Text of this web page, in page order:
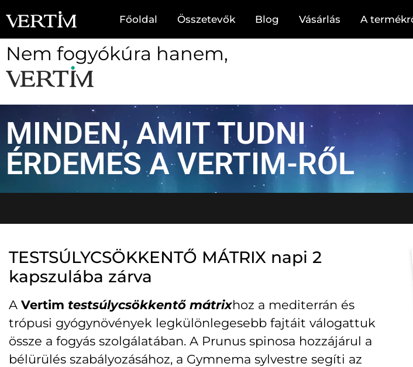
Főoldal Összetevők Blog Vásárlás A
Nem fogyókúra hanem,
MINDEN, AMIT TUDNI
ÉRDEMES A VERTIM-RŐL
Hosszútávú befektetés
TESTSÚLYCSÖKKENTŐ MÁTRIX napi 2
kapszulába zárva
A Vertim testsúlycsökkentő mátrixhoz a mediterrán és
trópusi gyógynövények legkülönlegesebb fajtáit válogattuk
össze a fogyás szolgálatában. A Prunus spinosa hozzájárul a
bélürülés szabályozásához, a Gymnema sylvestre segíti az